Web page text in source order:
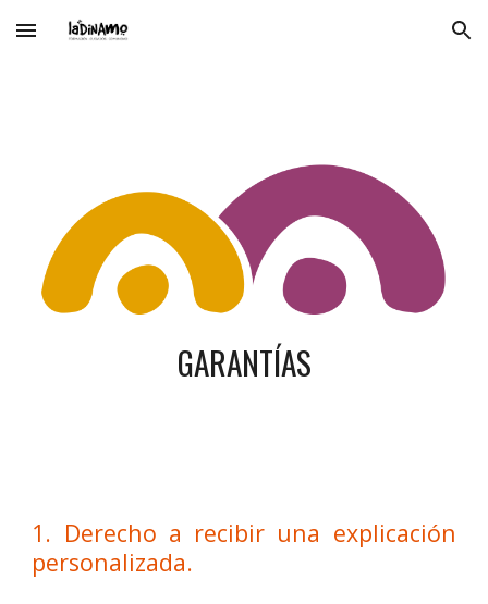
Skip to main content Skip to navigation
GARANTÍAS
1. Derecho a recibir una explicación
personalizada.